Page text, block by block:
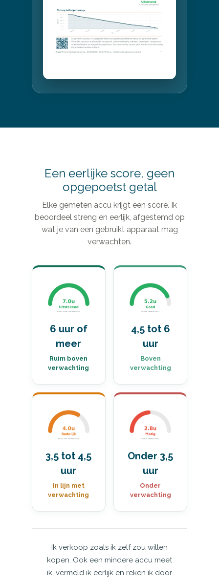
Een eerlijke score, geen
opgepoetst getal
Elke gemeten accu krijgt een score. Ik
beoordeel streng en eerlijk, afgestemd op
wat je van een gebruikt apparaat mag
verwachten.
6 uur of
meer
Ruim boven
verwachting
4,5 tot 6
uur
Boven
verwachting
3,5 tot 4,5
uur
In lijn met
verwachting
Onder 3,5
uur
Onder
verwachting
Ik verkoop zoals ik zelf zou willen
kopen. Ook een mindere accu meet
ik, vermeld ik eerlijk en reken ik door